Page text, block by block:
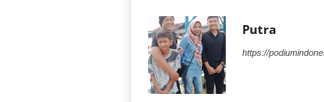
Putra
https://